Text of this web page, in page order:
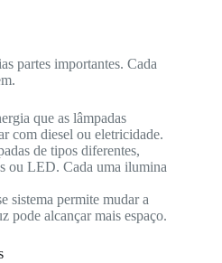
partes importantes. Cada
que as lâmpadas
com diesel ou eletricidade.
de tipos diferentes,
ou LED. Cada uma ilumina
sistema permite mudar a
pode alcançar mais espaço.